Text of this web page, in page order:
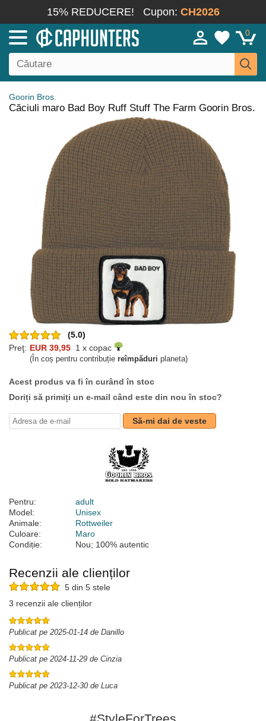
15% REDUCERE! Cupon: CH2026
0
Goorin Bros.
Căciuli maro Bad Boy Ruff Stuff The Farm Goorin Bros.
(5.0)
Preţ: EUR 39,95 1 x copac
(În coș pentru contribuție reîmpăduri planeta)
Acest produs va fi în curând în stoc
Doriți să primiți un e-mail când este din nou în stoc?
Să-mi dai de veste
Pentru:
adult
Model:
Unisex
Animale:
Rottweiler
Culoare:
Maro
Condiție:
Nou; 100% autentic
Recenzii ale clienților
5 din 5 stele
3 recenzii ale clienților
Publicat pe 2025-01-14 de Danillo
Publicat pe 2024-11-29 de Cinzia
Publicat pe 2023-12-30 de Luca